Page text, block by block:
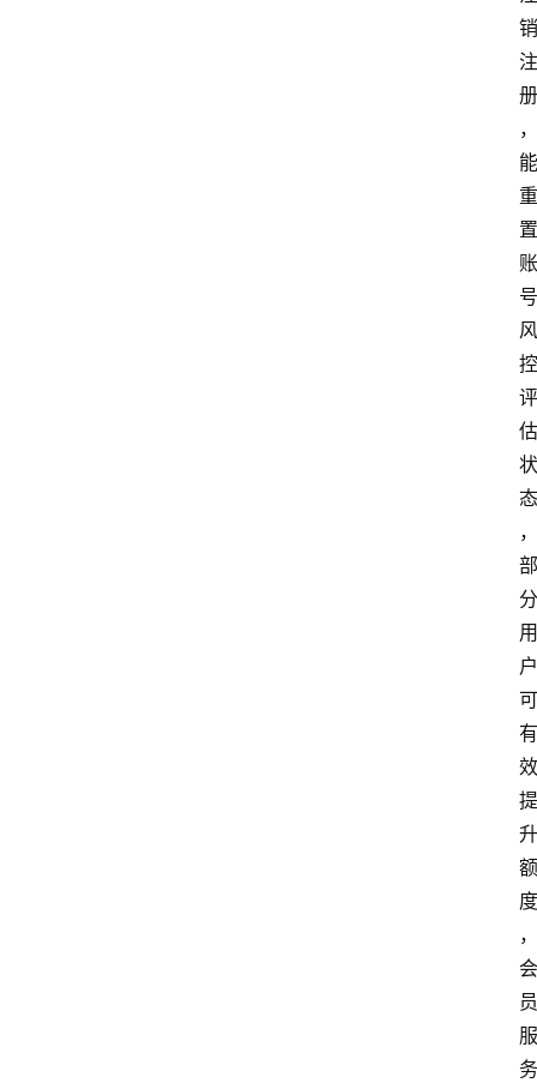
销
注
册
，
能
重
置
账
号
风
控
评
估
状
态
，
部
分
用
户
可
有
效
提
升
额
度
，
会
员
服
务